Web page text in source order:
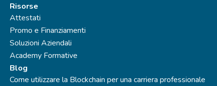
Risorse
Attestati
Promo e Finanziamenti
Soluzioni Aziendali
Academy Formative
Blog
Come utilizzare la Blockchain per una carriera professionale